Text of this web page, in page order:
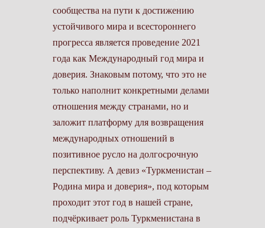
сообщества на пути к достижению
устойчивого мира и всестороннего
прогресса является проведение 2021
года как Международный год мира и
доверия. Знаковым потому, что это не
только наполнит конкретными делами
отношения между странами, но и
заложит платформу для возвращения
международных отношений в
позитивное русло на долгосрочную
перс­пективу. А девиз «Туркменистан –
Родина мира и доверия», под которым
проходит этот год в нашей стране,
подчёркивает роль Туркменистана в